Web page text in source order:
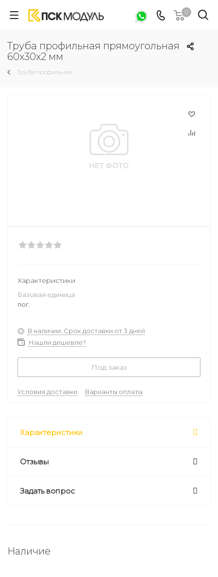
0
Труба профильная прямоугольная
60х30х2 мм
Труба профильная
Характеристики
Базовая единица
пог.
В наличии. Срок доставки от 3 дней
Нашли дешевле?
Под заказ
Условия доставки Варианты оплаты
Характеристики
Отзывы
Задать вопрос
Наличие